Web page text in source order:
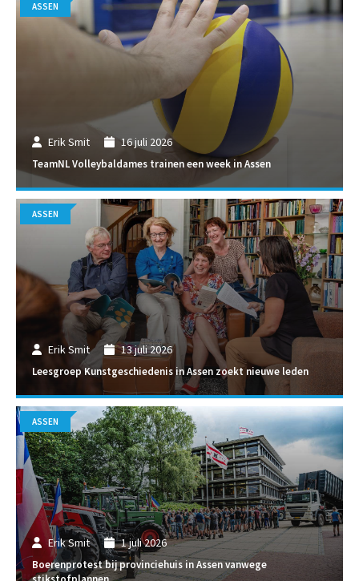
Erik Smit 16 juli 2026
TeamNL Volleybaldames trainen een week in Assen
ASSEN
Erik Smit 13 juli 2026
Leesgroep Kunstgeschiedenis in Assen zoekt nieuwe leden
ASSEN
Erik Smit 1 juli 2026
Boerenprotest bij provinciehuis in Assen vanwege
ASSEN